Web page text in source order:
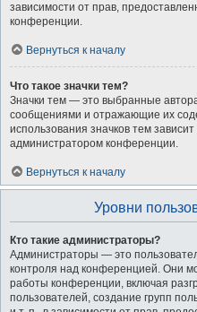
зависимости от прав,
конференции.
Вернуться к началу
Что такое значки тем?
Значки тем — это выбранные
сообщениями и отражающие их
использования значков тем
администратором конференции.
Вернуться к началу
Уровни
Кто такие администраторы?
Администраторы — это
контроля над конференцией. Они
работы конференции, включая
пользователей, создание групп